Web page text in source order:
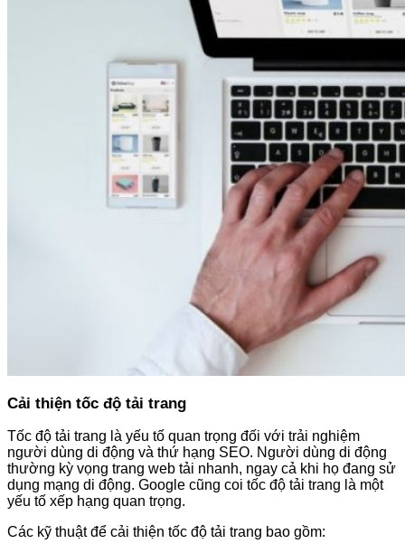
Cải thiện tốc độ tải trang
Tốc độ tải trang là yếu tố quan trọng đối với trải nghiệm
người dùng di động và thứ hạng SEO. Người dùng di động
thường kỳ vọng trang web tải nhanh, ngay cả khi họ đang sử
dụng mạng di động. Google cũng coi tốc độ tải trang là một
yếu tố xếp hạng quan trọng.
Các kỹ thuật để cải thiện tốc độ tải trang bao gồm: